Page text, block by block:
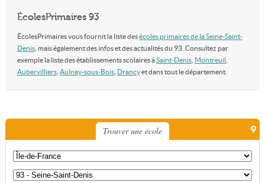
ÉcolesPrimaires 93
ÉcolesPrimaires vous fournit la liste desécoles primaires de la Seine-Saint-
Denis, mais également des infos et des actualités du 93. Consultez par
exemple la liste des établissements scolaires àSaint-Denis, Montreuil
Aubervilliers, Aulnay-sous-Bois, Drancyet dans tout le département.
Trouver une école